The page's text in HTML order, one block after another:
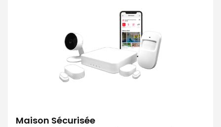
Maison Sécurisée